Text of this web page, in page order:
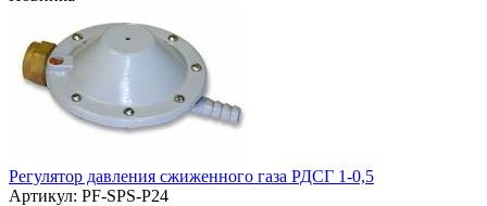
Регулятор давления сжиженного газа РДСГ 1-0,5
Артикул: PF-SPS-P24